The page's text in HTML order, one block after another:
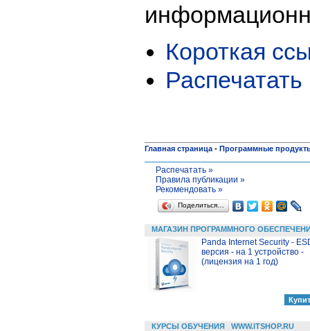
Короткая
Распечатать
Главная страница - Программные
Распечатать »
Правила публикации »
Рекомендовать »
Поделиться…
МАГАЗИН ПРОГРАММНОГО
Panda Internet Security -
версия - на 1 устройство -
(лицензия на 1 год)
КУРСЫ ОБУЧЕНИЯ WWW.ITSHOP.RU